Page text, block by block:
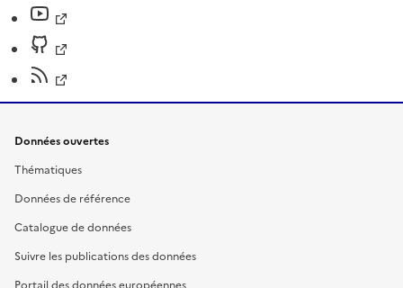
Données ouvertes
Thématiques
Données de référence
Catalogue de données
Suivre les publications des données